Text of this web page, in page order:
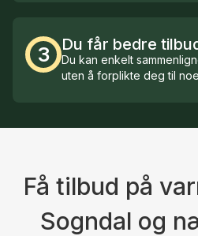
3 Du får bedre
Du kan enkelt
uten å forplikte deg til
Få tilbud på
Sogndal og